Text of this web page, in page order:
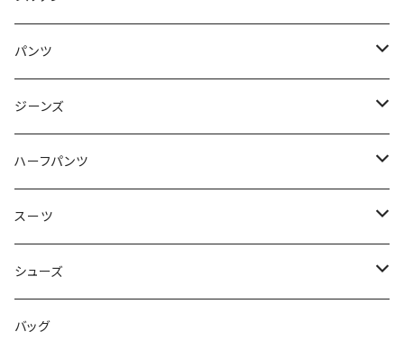
50/XL～
48/L
50/XL～
46/M
48/L
50/XL～
～44/S
46/M
48/L
50/XL～
パンツ
～44/S
46/M
48/L
50/XL～
ジーンズ
～44/S
46/M
48/L
50/XL～
ハーフパンツ
～44/S
46/M
48/L
スーツ
～44/S
46/M
シューズ
～25.5cm
バッグ